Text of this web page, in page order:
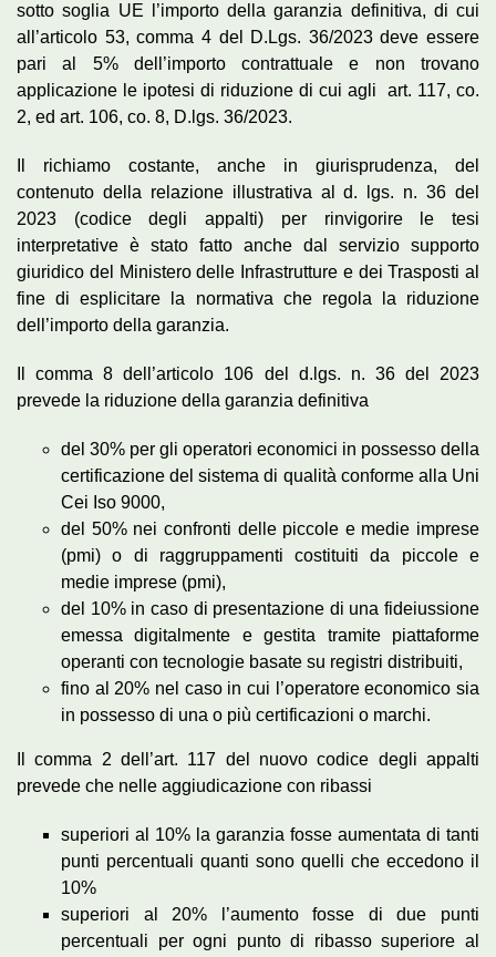
sotto soglia UE l’importo della garanzia definitiva, di cui
all’articolo 53, comma 4 del D.Lgs. 36/2023 deve essere
pari al 5% dell’importo contrattuale e non trovano
applicazione le ipotesi di riduzione di cui agli art. 117, co.
2, ed art. 106, co. 8, D.lgs. 36/2023.
Il richiamo costante, anche in giurisprudenza, del
contenuto della relazione illustrativa al d. lgs. n. 36 del
2023 (codice degli appalti) per rinvigorire le tesi
interpretative è stato fatto anche dal servizio supporto
giuridico del Ministero delle Infrastrutture e dei Trasposti al
fine di esplicitare la normativa che regola la riduzione
dell’importo della garanzia.
Il comma 8 dell’articolo 106 del d.lgs. n. 36 del 2023
prevede la riduzione della garanzia definitiva
del 30% per gli operatori economici in possesso della
certificazione del sistema di qualità conforme alla Uni
Cei Iso 9000,
del 50% nei confronti delle piccole e medie imprese
(pmi) o di raggruppamenti costituiti da piccole e
medie imprese (pmi),
del 10% in caso di presentazione di una fideiussione
emessa digitalmente e gestita tramite piattaforme
operanti con tecnologie basate su registri distribuiti,
fino al 20% nel caso in cui l’operatore economico sia
in possesso di una o più certificazioni o marchi.
Il comma 2 dell’art. 117 del nuovo codice degli appalti
prevede che nelle aggiudicazione con ribassi
superiori al 10% la garanzia fosse aumentata di tanti
punti percentuali quanti sono quelli che eccedono il
10%
superiori al 20% l’aumento fosse di due punti
percentuali per ogni punto di ribasso superiore al